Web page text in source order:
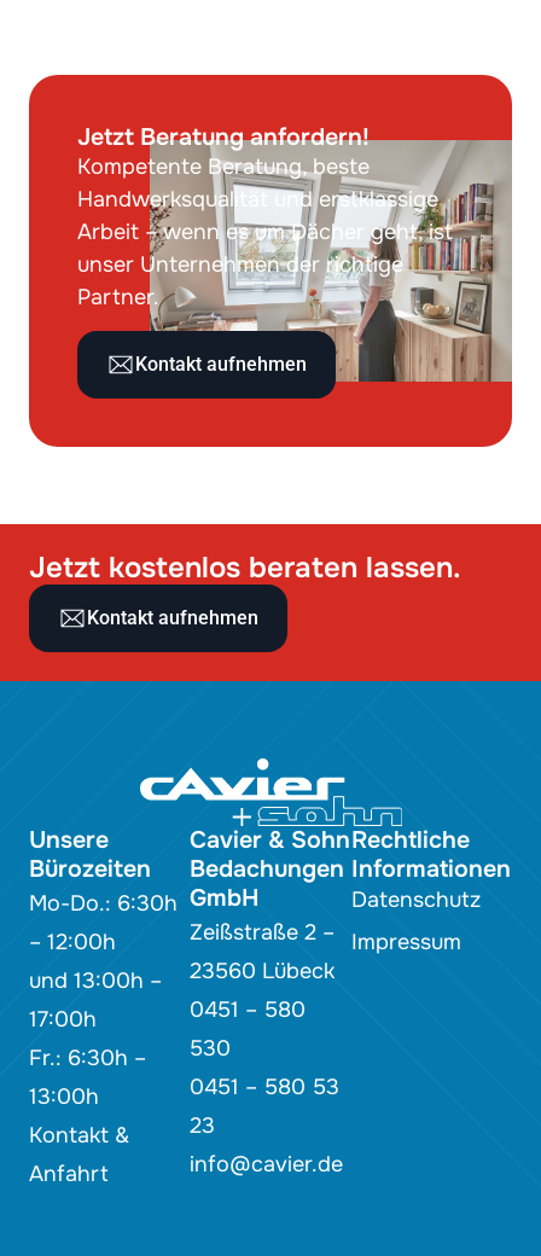
Jetzt Beratung anfordern!
Kompetente Beratung, beste
Handwerksqualität und erstklassige
Arbeit – wenn es um Dächer geht, ist
unser Unternehmen der richtige
Partner.
Kontakt aufnehmen
Jetzt kostenlos beraten lassen.
Kontakt aufnehmen
Unsere
Bürozeiten
Mo-Do.: 6:30h
– 12:00h
und 13:00h –
17:00h
Fr.: 6:30h –
13:00h
Kontakt &
Anfahrt
Cavier & Sohn
Bedachungen
GmbH
Zeißstraße 2 –
23560 Lübeck
0451 – 580
530
0451 – 580 53
23
info@cavier.de
Rechtliche
Informationen
Datenschutz
Impressum